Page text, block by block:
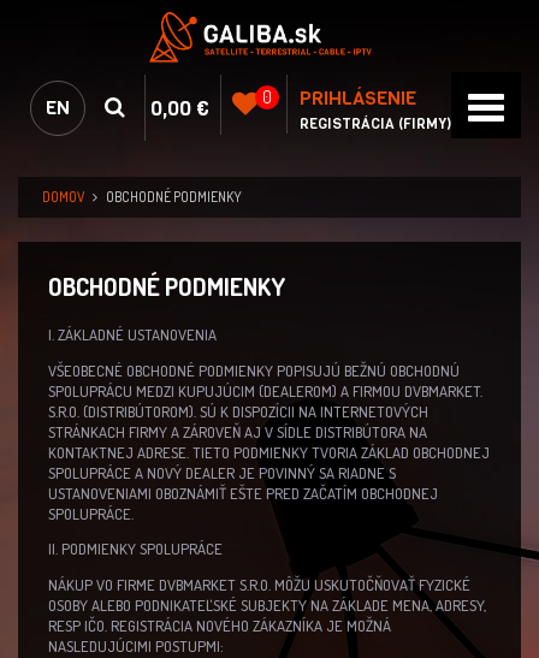
EN 0,00 € 0 PRIHLÁSENIE
REGISTRÁCIA (FIRMY)
DOMOV OBCHODNÉ PODMIENKY
OBCHODNÉ PODMIENKY
I. ZÁKLADNÉ USTANOVENIA
VŠEOBECNÉ OBCHODNÉ PODMIENKY POPISUJÚ BEŽNÚ OBCHODNÚ
SPOLUPRÁCU MEDZI KUPUJÚCIM (DEALEROM) A FIRMOU DVBMARKET.
S.R.O. (DISTRIBÚTOROM). SÚ K DISPOZÍCII NA INTERNETOVÝCH
STRÁNKACH FIRMY A ZÁROVEŇ AJ V SÍDLE DISTRIBÚTORA NA
KONTAKTNEJ ADRESE. TIETO PODMIENKY TVORIA ZÁKLAD OBCHODNEJ
SPOLUPRÁCE A NOVÝ DEALER JE POVINNÝ SA RIADNE S
USTANOVENIAMI OBOZNÁMIŤ EŠTE PRED ZAČATÍM OBCHODNEJ
SPOLUPRÁCE.
II. PODMIENKY SPOLUPRÁCE
NÁKUP VO FIRME DVBMARKET S.R.O. MÔŽU USKUTOČŇOVAŤ FYZICKÉ
OSOBY ALEBO PODNIKATEĽSKÉ SUBJEKTY NA ZÁKLADE MENA, ADRESY,
RESP IČO. REGISTRÁCIA NOVÉHO ZÁKAZNÍKA JE MOŽNÁ
NASLEDUJÚCIMI POSTUPMI: